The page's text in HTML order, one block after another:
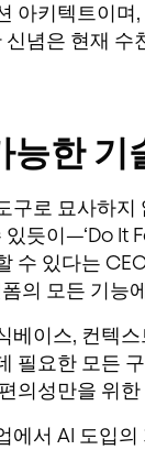
아키텍트이며
신념은 현재
능한 기
구로 묘사하지
있듯이—‘Do It
수 있다는
의 모든 기능
베이스, 컨텍
필요한 모든
의성만을 위
에서 AI 도입